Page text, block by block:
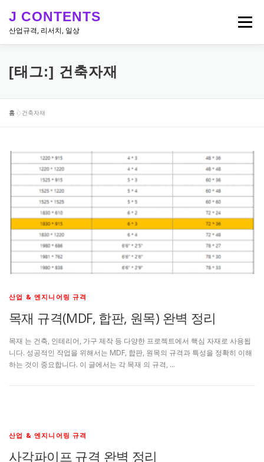
J CONTENTS
산업규격, 리서치, 일상
메뉴
리서치, 뉴스 산업 & 엔지니어링 규격
[태그:] 건축자재
홈 »건축자재
산업 & 엔지니어링 규격
목재 규격(MDF, 합판, 원목) 완벽 정리
목재 는 건축, 인테리어, 가구 제작 등 다양한 프로젝트에서 핵심 자재로 사용됩
니다. 성공적인 작업을 위해서는 MDF, 합판, 원목의 규격과 특성을 정확히 이해
하는 것이 중요합니다. 이 글에서는 각 목재 의 규격, …
산업 & 엔지니어링 규격
사각파이프 규격 완벽 정리